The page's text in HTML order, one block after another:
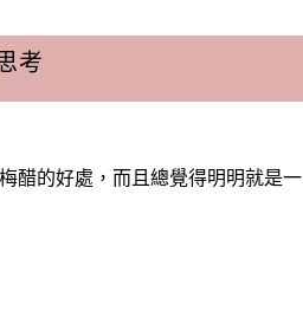
考
醋的好處，而且總覺得明明就是一